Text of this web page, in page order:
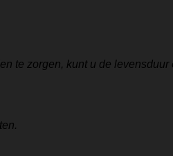
te zorgen, kunt u de